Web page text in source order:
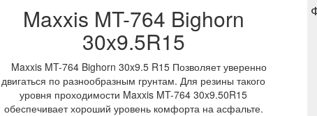
Maxxis MT-764 Bighorn
30x9.5R15
Maxxis MT-764 Bighorn 30x9.5 R15 Позволяет уверенно
двигаться по разнообразным грунтам. Для резины такого
уровня проходимости Maxxis MT-764 30x9.50R15
обеспечивает хороший уровень комфорта на асфальте.